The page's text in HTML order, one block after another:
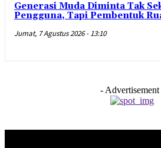
Generasi Muda Diminta Tak
Pengguna, Tapi Pembentuk
Jumat, 7 Agustus 2026 - 13:10
- Advertisement